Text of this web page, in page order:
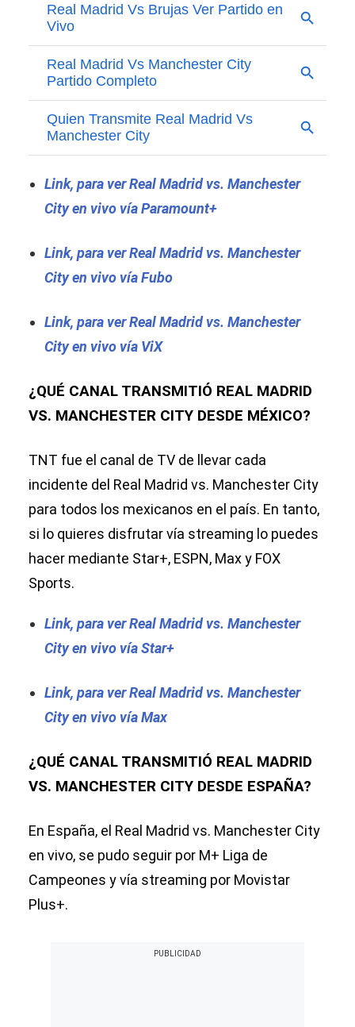
Link, para ver Real Madrid vs. Manchester
City en vivo vía Paramount+
Link, para ver Real Madrid vs. Manchester
City en vivo vía Fubo
Link, para ver Real Madrid vs. Manchester
City en vivo vía ViX
¿QUÉ CANAL TRANSMITIÓ REAL MADRID
VS. MANCHESTER CITY DESDE MÉXICO?
TNT fue el canal de TV de llevar cada
incidente del Real Madrid vs. Manchester City
para todos los mexicanos en el país. En tanto,
si lo quieres disfrutar vía streaming lo puedes
hacer mediante Star+, ESPN, Max y FOX
Sports.
Link, para ver Real Madrid vs. Manchester
City en vivo vía Star+
Link, para ver Real Madrid vs. Manchester
City en vivo vía Max
¿QUÉ CANAL TRANSMITIÓ REAL MADRID
VS. MANCHESTER CITY DESDE ESPAÑA?
En España, el Real Madrid vs. Manchester City
en vivo, se pudo seguir por M+ Liga de
Campeones y vía streaming por Movistar
Plus+.